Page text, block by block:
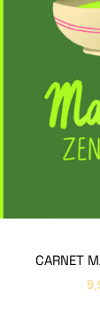
CARNET
Hello
Nous revenons
Bonjour 👋
*